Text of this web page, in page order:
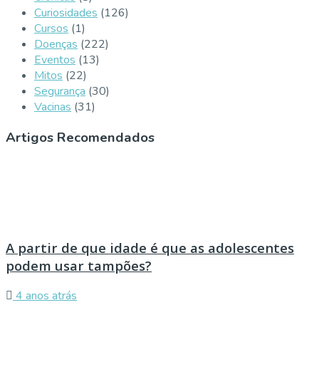
Curiosidades (126)
Cursos (1)
Doenças (222)
Eventos (13)
Mitos (22)
Segurança (30)
Vacinas (31)
Artigos Recomendados
A partir de que idade é que as adolescentes
podem usar tampões?
4 anos atrás